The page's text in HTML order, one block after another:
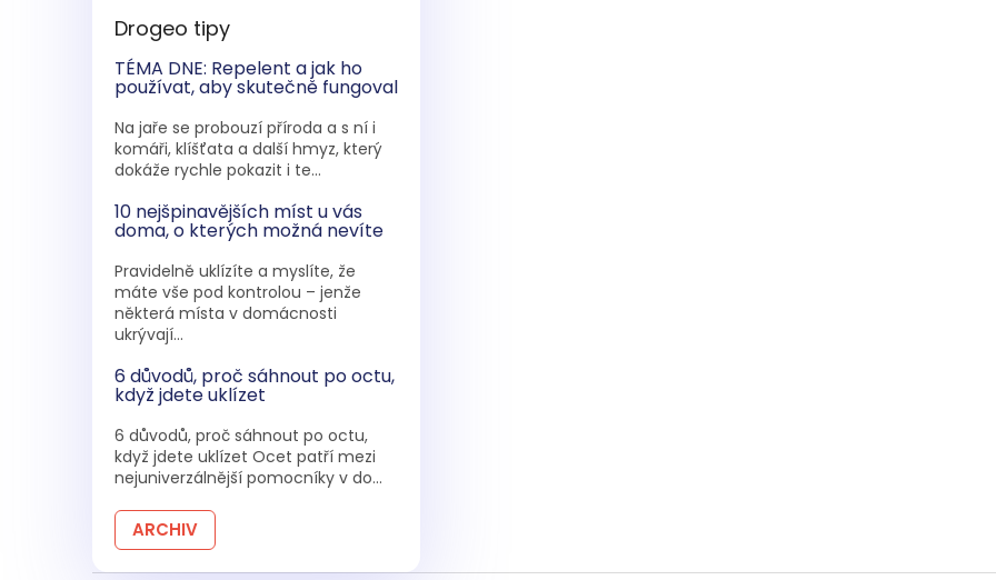
Drogeo tipy
TÉMA DNE: Repelent a jak ho
používat, aby skutečně fungoval
Na jaře se probouzí příroda a s ní i
komáři, klíšťata a další hmyz, který
dokáže rychle pokazit i te...
10 nejšpinavějších míst u vás
doma, o kterých možná nevíte
Pravidelně uklízíte a myslíte, že
máte vše pod kontrolou – jenže
některá místa v domácnosti
ukrývají...
6 důvodů, proč sáhnout po octu,
když jdete uklízet
6 důvodů, proč sáhnout po octu,
když jdete uklízet Ocet patří mezi
nejuniverzálnější pomocníky v do...
ARCHIV